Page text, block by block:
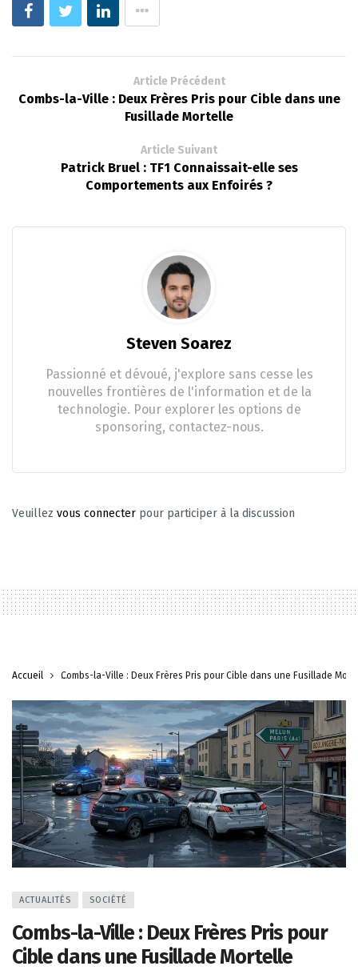
Article Précédent
Combs-la-Ville : Deux Frères Pris pour Cible dans une
Fusillade Mortelle
Article Suivant
Patrick Bruel : TF1 Connaissait-elle ses
Comportements aux Enfoirés ?
Steven Soarez
Passionné et dévoué, j'explore sans cesse les
nouvelles frontières de l'information et de la
technologie. Pour explorer les options de
sponsoring, contactez-nous.
Veuillez vous connecter pour participer à la discussion
Accueil Combs-la-Ville : Deux Frères Pris pour Cible dans une Fusillade
ACTUALITÉS SOCIÉTÉ
Combs-la-Ville : Deux Frères Pris pour
Cible dans une Fusillade Mortelle